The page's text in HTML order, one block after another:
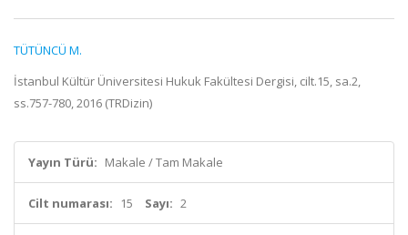
TÜTÜNCÜ M.
İstanbul Kültür Üniversitesi Hukuk Fakültesi Dergisi, cilt.15, sa.2,
ss.757-780, 2016 (TRDizin)
Yayın Türü: Makale / Tam Makale
Cilt numarası: 15 Sayı: 2